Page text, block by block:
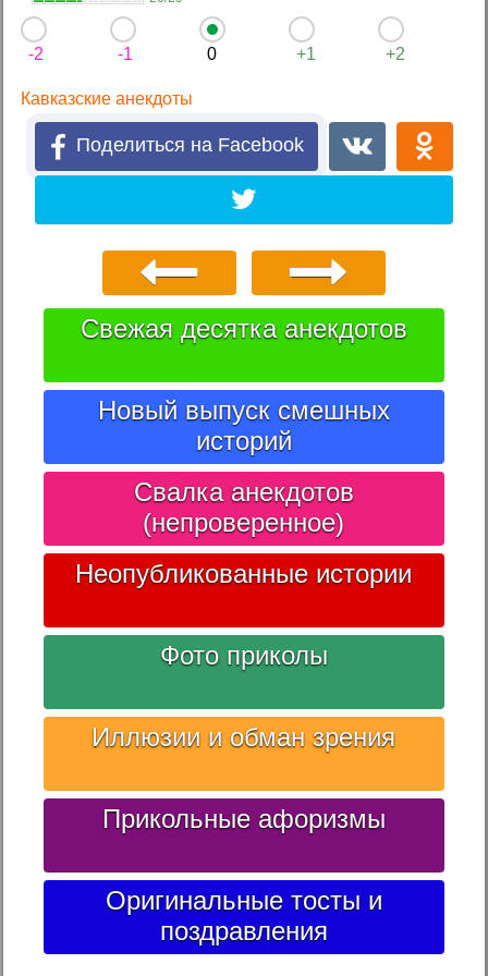
-2 -1 0 +1 +2
Кавказские анекдоты
Поделиться на Facebook
Свежая десятка анекдотов
Новый выпуск смешных
историй
Свалка анекдотов
(непроверенное)
Неопубликованные истории
Фото приколы
Иллюзии и обман зрения
Прикольные афоризмы
Оригинальные тосты и
поздравления